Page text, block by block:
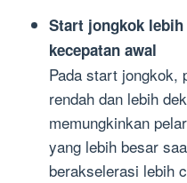
Start jongkok
kecepatan awal
Pada start jongkok,
rendah dan lebih
memungkinkan
yang lebih besar
berakselerasi lebih